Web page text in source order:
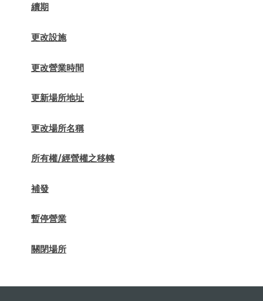
續期
更改設施
更改營業時間
更新場所地址
更改場所名稱
所有權/經營權之移轉
補發
暫停營業
關閉場所